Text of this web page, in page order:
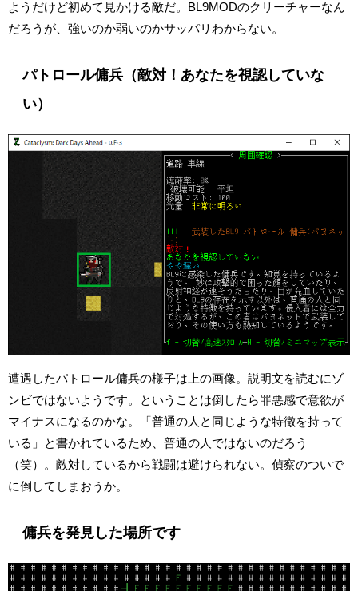
ようだけど初めて見かける敵だ。BL9MODのクリーチャーなん
だろうが、強いのか弱いのかサッパリわからない。
パトロール傭兵（敵対！あなたを視認していな
い）
遭遇したパトロール傭兵の様子は上の画像。説明文を読むにゾ
ンビではないようです。ということは倒したら罪悪感で意欲が
マイナスになるのかな。「普通の人と同じような特徴を持って
いる」と書かれているため、普通の人ではないのだろう
（笑）。敵対しているから戦闘は避けられない。偵察のついで
に倒してしまおうか。
傭兵を発見した場所です